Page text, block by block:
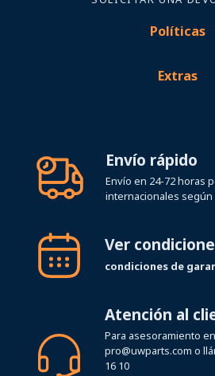
Políticas
Extras
Envío rápido
Envío en 24-72 horas
internacionales según
Ver
condiciones de
Atención al
Para asesoramiento
pro@uwparts.com o
16 10